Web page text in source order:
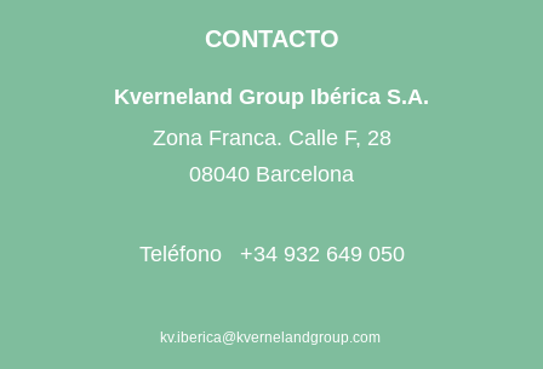
CONTACTO
Kverneland Group Ibérica S.A.
Zona Franca. Calle F, 28
08040 Barcelona
Teléfono +34 932 649 050
kv.iberica@kvernelandgroup.com